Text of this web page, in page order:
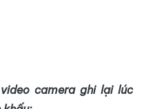
camera ghi lại lúc